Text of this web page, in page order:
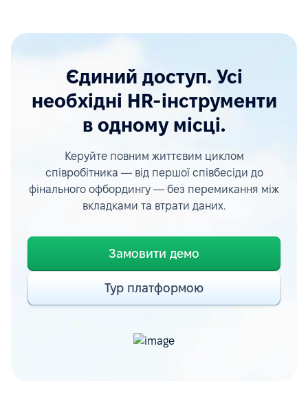
Єдиний доступ. Усі
необхідні HR-інструменти
в одному місці.
Керуйте повним життєвим циклом
співробітника — від першої співбесіди до
фінального офбордингу — без перемикання між
вкладками та втрати даних.
Замовити демо
Тур платформою